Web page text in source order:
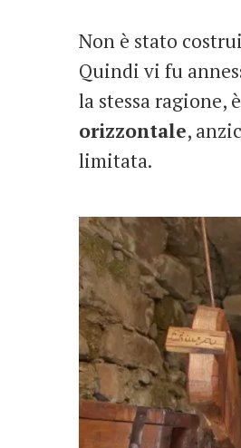
Non è stato
Quindi vi fu
la stessa ragione,
orizzontale,
limitata.